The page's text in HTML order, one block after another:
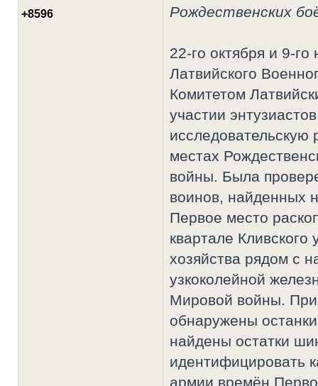
+8596
Рождественских
22-го октября и 9-
Латвийского
Комитетом
участии
исследовательскую
местах
войны. Была
воинов, найденных
Первое место
квартале Кливского
хозяйства рядом с
узкоколейной
Мировой войны.
обнаружены
найдены остатки
идентифицировать
армии времён